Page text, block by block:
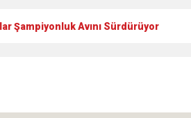
Şampiyonluk Avını Sürdürüyor